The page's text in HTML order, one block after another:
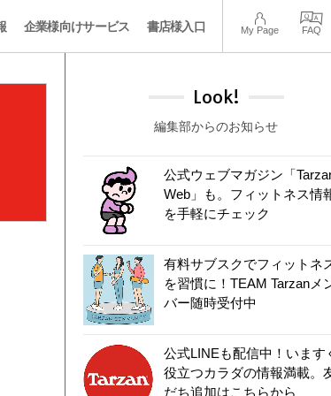
企業様向けサービス 書店様入口 My Page FAQ
Look!
編集部からのお知らせ
公式ウェブマガジン「
Web」も。フィットネス情
を手軽にチェック
有料サブスクでフィットネ
を習慣に！TEAM Tarzanメ
バー随時受付中
公式LINEも配信中！います
役立つカラダの情報満載。
だち追加はこちらから